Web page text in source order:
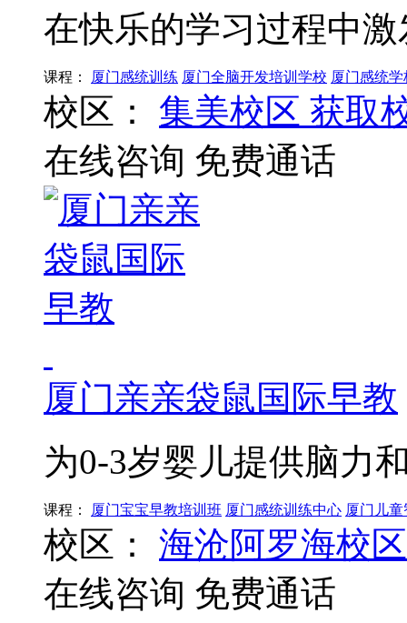
在快乐的学习过程中
课程： 厦门感统训练 厦门全脑开发培训学校 厦门感统学
校区： 集美校区 获取
在线咨询 免费通话
厦门亲亲袋鼠国际早教
为0-3岁婴儿提供脑力
课程： 厦门宝宝早教培训班 厦门感统训练中心 厦门儿
校区：
海沧阿罗海校区
在线咨询 免费通话